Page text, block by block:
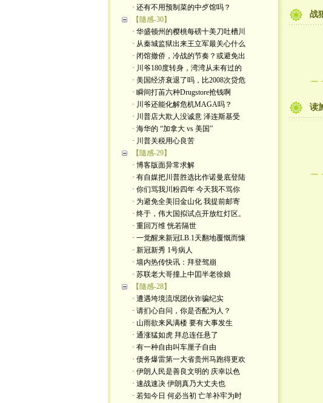
· 还有不用预制菜的中歺馆吗？
【隨感-30】
· 华盛顿州的樱桃每磅十美刀吐槽川
· 从秦城监狱出来王立军最关心什么
· 闭馆撤侨，冷战的节奏？或避免出
· 川爷180度转身，湾湾从未有过的
· 美国经济衰退了吗，比2008次贷危
· 瞬间打苖六种Drugstore抢钱啊
· 川爷还能化解危机MAGA吗？
· 川普店大欺人没诚意 泽连斯基受
· 海华的 “加拿大 vs 美国”
· 川普关税用心良苦
【隨感-29】
· 博客版面异常求解
· 有自媒把川普胜选比作诺曼底登陆
· 你们骂我川粉四年 今天我不骂你
· 为避免全美旧金山化 我提前邮寄
· 终于，伟大国拟试点开放红灯区。
· 重回万维 恍若隔世
· 一觉醒来新冠LB.1天翻地覆慨而慷
· 新冠新秀 1号病人
· 墙内热传快讯：拜登驾崩
· 苏联老大哥撞上中囯半老徐娘
【隨感-28】
· 遭遇垮境流氓团伙诈骗纪实
· 请扪心自问，你是否配为人？
· 山雨欲来风满楼 要有大事发生
· 通涨猛如虎 拜总连任悬了
· 有一种自由叫车厘子自由
· 债务爆雷第一大省贵州马跑得更欢
· 伊朗人民是善良文明的 庆幸以色
· 速战速决 伊朗真乃大丈夫也
· 若知今日 何必当初 亡羊补牢为时
战
读